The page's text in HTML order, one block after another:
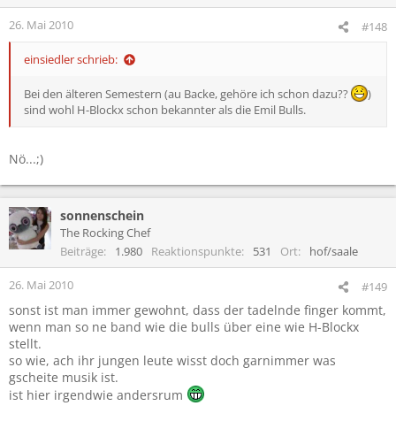
26. Mai 2010 #148
einsiedler schrieb:
Bei den älteren Semestern (au Backe, gehöre ich schon dazu??
)
sind wohl H-Blockx schon bekannter als die Emil Bulls.
Nö...;)
sonnenschein
The Rocking Chef
Beiträge
1.980 Reaktionspunkte 531 Ort hof/saale
26. Mai 2010 #149
sonst ist man immer gewohnt, dass der tadelnde finger kommt,
wenn man so ne band wie die bulls über eine wie H-Blockx
stellt.
so wie, ach ihr jungen leute wisst doch garnimmer was
gscheite musik ist.
ist hier irgendwie andersrum